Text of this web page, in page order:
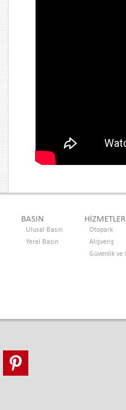
BASIN
Ulusal Basın
Yerel Basın
HİZMETLER
Otopark
Alışveriş
Güvenlik ve